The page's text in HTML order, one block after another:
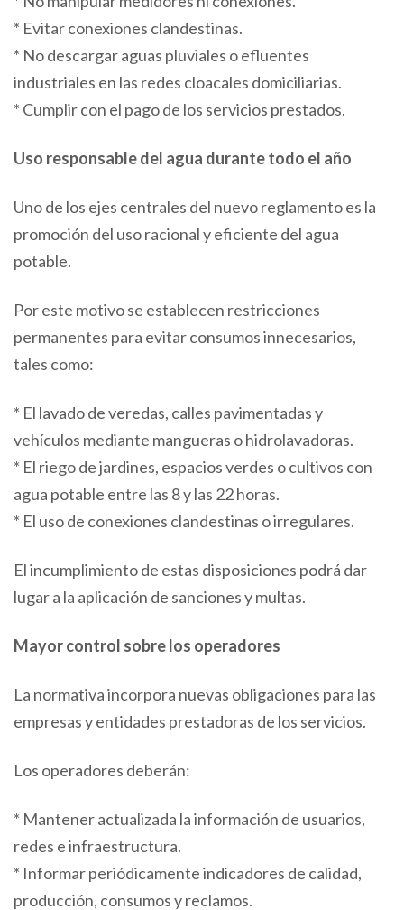
* Evitar conexiones clandestinas.
* No descargar aguas pluviales o efluentes
industriales en las redes cloacales domiciliarias.
* Cumplir con el pago de los servicios prestados.
Uso responsable del agua durante todo el año
Uno de los ejes centrales del nuevo reglamento es la
promoción del uso racional y eficiente del agua
potable.
Por este motivo se establecen restricciones
permanentes para evitar consumos innecesarios,
tales como:
* El lavado de veredas, calles pavimentadas y
vehículos mediante mangueras o hidrolavadoras.
* El riego de jardines, espacios verdes o cultivos con
agua potable entre las 8 y las 22 horas.
* El uso de conexiones clandestinas o irregulares.
El incumplimiento de estas disposiciones podrá dar
lugar a la aplicación de sanciones y multas.
Mayor control sobre los operadores
La normativa incorpora nuevas obligaciones para las
empresas y entidades prestadoras de los servicios.
Los operadores deberán:
* Mantener actualizada la información de usuarios,
redes e infraestructura.
* Informar periódicamente indicadores de calidad,
producción, consumos y reclamos.